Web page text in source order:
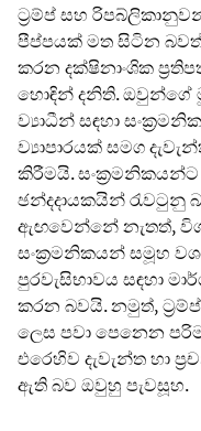
ට්‍රම්ප් සහ
පීප්පයක් මත සිටින
කරන දක්ෂිනාංශික
හොඳින් දනිති. ඔවුන්ගේ
ව්‍යාධීන් සඳහා
ව්‍යාපාරයක් සමග
කිරීමයි. සංක්‍රමනිකයන්ට
ඡන්දදායකයින් රැවටුනු
ඇඟවෙන්නේ නැතත්,
සංක්‍රමනිකයන් සමූහ
පුරවැසිභාවය සඳහා
කරන බවයි. නමුත්,
ලෙස පවා පෙනෙන
එරෙහිව දැවැන්ත හා
ඇති බව ඔවුහු පැවසූහ.